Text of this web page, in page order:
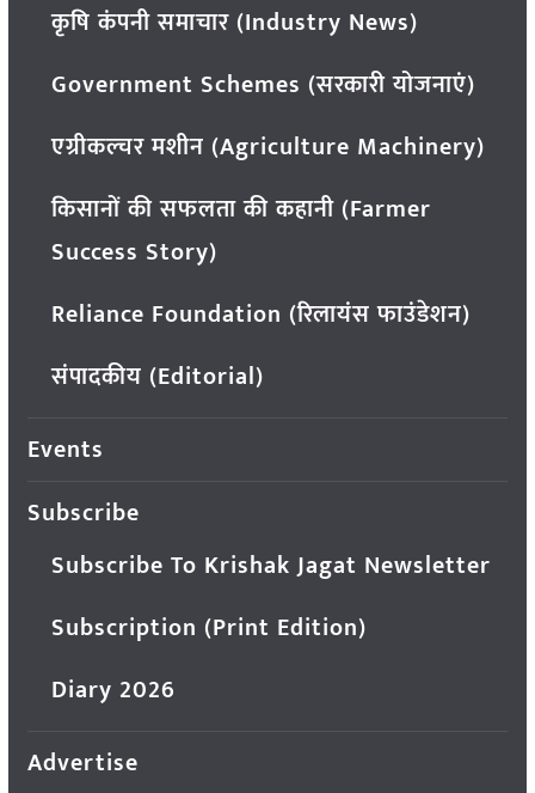
कृषि कंपनी समाचार (Industry News)
Government Schemes (सरकारी योजनाएं)
एग्रीकल्चर मशीन (Agriculture Machinery)
किसानों की सफलता की कहानी (Farmer
Success Story)
Reliance Foundation (रिलायंस फाउंडेशन)
संपादकीय (Editorial)
Events
Subscribe
Subscribe To Krishak Jagat Newsletter
Subscription (Print Edition)
Diary 2026
Advertise